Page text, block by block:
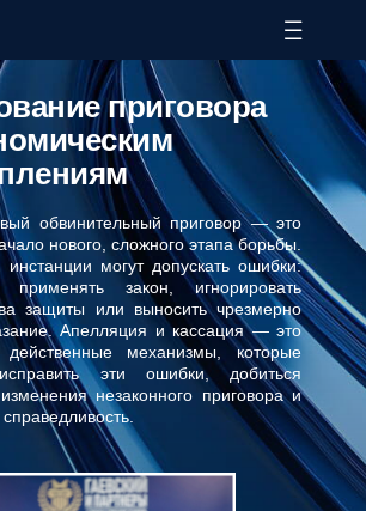
обвинительный приговор — это
нового, сложного этапа борьбы.
могут допускать ошибки:
применять закон, игнорировать
защиты или выносить чрезмерно
Апелляция и кассация — это
механизмы, которые
эти ошибки, добиться
незаконного приговора и
приговора